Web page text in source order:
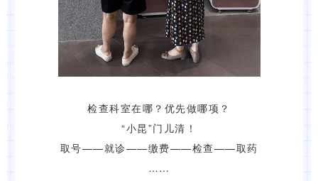
检查科室在哪？优先做哪项？
“小昆”门儿清！
取号——就诊——缴费——检查——取药
……